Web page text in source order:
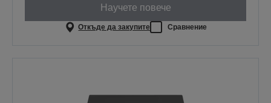
Научете повече
Откъде да закупите Сравнение